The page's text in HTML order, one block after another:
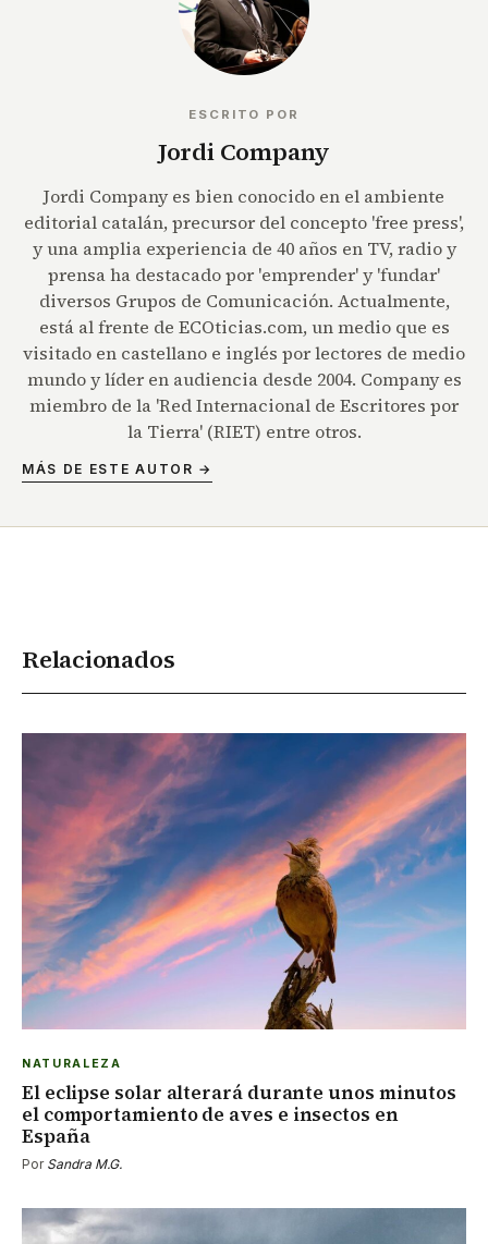
ESCRITO POR
Jordi Company
Jordi Company es bien conocido en el ambiente
editorial catalán, precursor del concepto 'free press',
y una amplia experiencia de 40 años en TV, radio y
prensa ha destacado por 'emprender' y 'fundar'
diversos Grupos de Comunicación. Actualmente,
está al frente de ECOticias.com, un medio que es
visitado en castellano e inglés por lectores de medio
mundo y líder en audiencia desde 2004. Company es
miembro de la 'Red Internacional de Escritores por
la Tierra' (RIET) entre otros.
MÁS DE ESTE AUTOR →
Relacionados
NATURALEZA
El eclipse solar alterará durante unos minutos
el comportamiento de aves e insectos en
España
Por Sandra M.G.